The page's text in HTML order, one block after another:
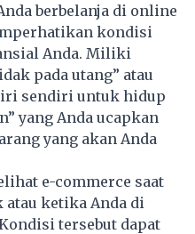
berbelanja di online
kondisi
Anda. Miliki
pada utang” atau
sendiri untuk hidup
yang Anda ucapkan
yang akan Anda
e-commerce saat
atau ketika Anda di
tersebut dapat